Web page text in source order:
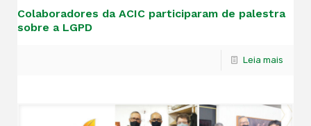
Colaboradores da ACIC participaram de palestra
sobre a LGPD
Leia mais